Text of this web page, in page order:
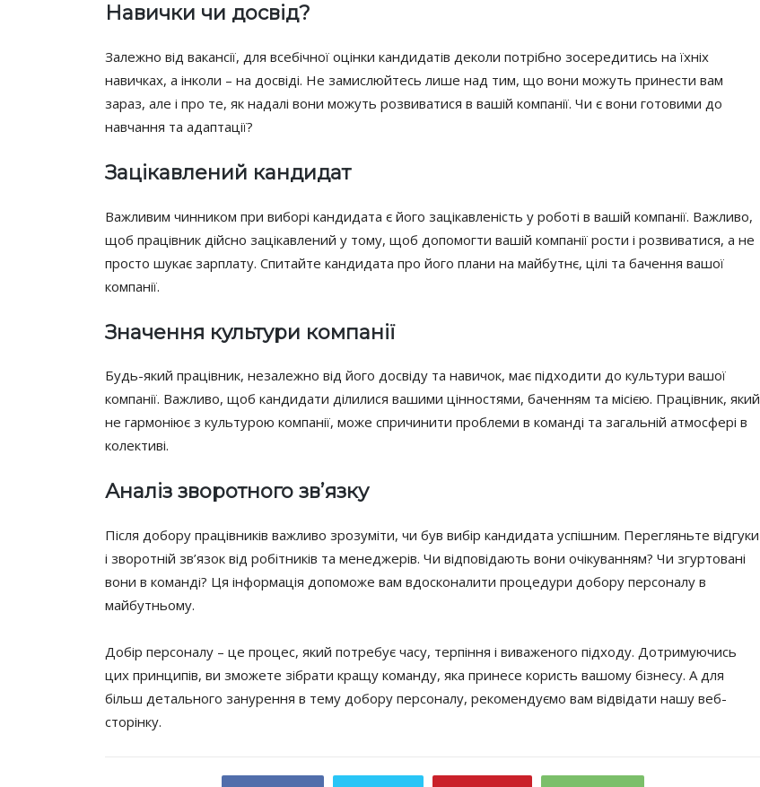
Навички чи досвід?
Залежно від вакансії, для всебічної оцінки кандидатів деколи потрібно зосередитись на їхніх
навичках, а інколи – на досвіді. Не замислюйтесь лише над тим, що вони можуть принести вам
зараз, але і про те, як надалі вони можуть розвиватися в вашій компанії. Чи є вони готовими до
навчання та адаптації?
Зацікавлений кандидат
Важливим чинником при виборі кандидата є його зацікавленість у роботі в вашій компанії. Важливо,
щоб працівник дійсно зацікавлений у тому, щоб допомогти вашій компанії рости і розвиватися, а не
просто шукає зарплату. Спитайте кандидата про його плани на майбутнє, цілі та бачення вашої
компанії.
Значення культури компанії
Будь-який працівник, незалежно від його досвіду та навичок, має підходити до культури вашої
компанії. Важливо, щоб кандидати ділилися вашими цінностями, баченням та місією. Працівник, який
не гармоніює з культурою компанії, може спричинити проблеми в команді та загальній атмосфері в
колективі.
Аналіз зворотного зв’язку
Після добору працівників важливо зрозуміти, чи був вибір кандидата успішним. Перегляньте відгуки
і зворотній зв’язок від робітників та менеджерів. Чи відповідають вони очікуванням? Чи згуртовані
вони в команді? Ця інформація допоможе вам вдосконалити процедури добору персоналу в
майбутньому.
Добір персоналу – це процес, який потребує часу, терпіння і виваженого підходу. Дотримуючись
цих принципів, ви зможете зібрати кращу команду, яка принесе користь вашому бізнесу. А для
більш детального занурення в тему добору персоналу, рекомендуємо вам відвідати нашу веб-
сторінку.